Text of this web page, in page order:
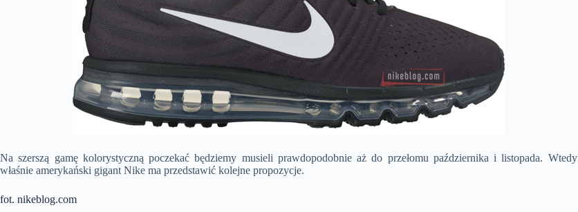
Na szerszą gamę kolorystyczną poczekać będziemy musieli prawdopodobnie aż do przełomu października i listopada. Wtedy
właśnie amerykański gigant Nike ma przedstawić kolejne propozycje.
fot. nikeblog.com